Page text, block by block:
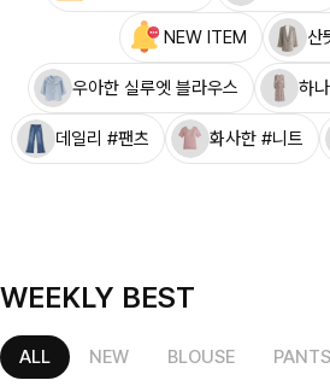
NEW ITEM 산
우아한 실루엣 블라우스 하
데일리 #팬츠 화사한 #니트
WEEKLY BEST
ALL NEW BLOUSE PANTS